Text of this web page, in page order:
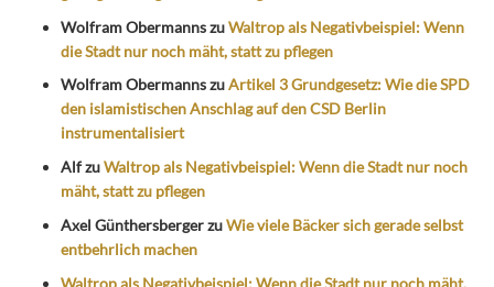
Wolfram ObermannszuWaltrop als Negativbeispiel: Wenn
die Stadt nur noch mäht, statt zu pflegen
Wolfram ObermannszuArtikel 3 Grundgesetz: Wie die SPD
den islamistischen Anschlag auf den CSD Berlin
instrumentalisiert
AlfzuWaltrop als Negativbeispiel: Wenn die Stadt nur noch
mäht, statt zu pflegen
Axel GünthersbergerzuWie viele Bäcker sich gerade selbst
entbehrlich machen
Waltrop als Negativbeispiel: Wenn die Stadt nur noch mäht,